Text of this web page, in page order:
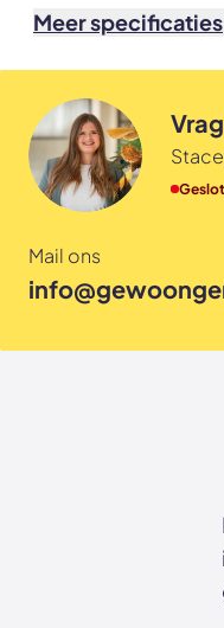
Deurbeslag
Meer specificaties
Mail ons